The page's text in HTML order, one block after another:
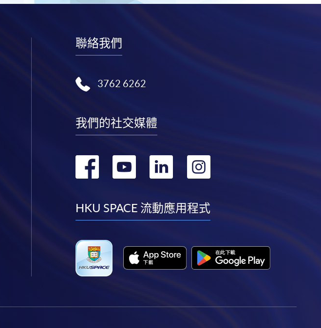
聯絡我們
3762 6262
我們的社交媒體
轉
facebook
轉
youtube
轉
linkedin
轉
instagram
HKU SPACE 流動應用程式